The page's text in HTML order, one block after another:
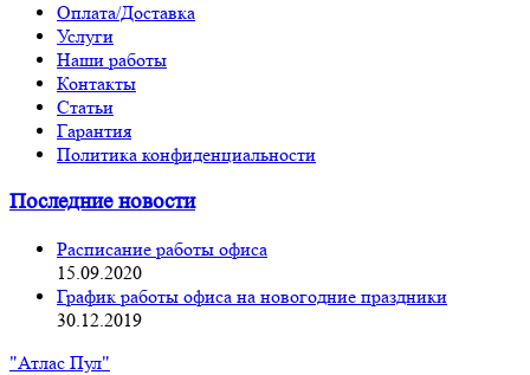
Оплата/Доставка
Услуги
Наши работы
Контакты
Статьи
Гарантия
Политика конфиденциальности
Последние новости
Расписание работы офиса
15.09.2020
График работы офиса на новогодние праздники
30.12.2019
"Атлас Пул"